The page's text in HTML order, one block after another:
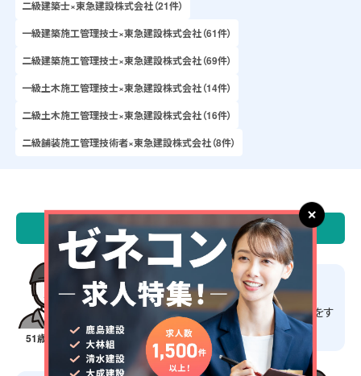
二級建築士×東急建設株式会社（21件）
一級建築施工管理技士×東急建設株式会社（61件）
二級建築施工管理技士×東急建設株式会社（69件）
一級土木施工管理技士×東急建設株式会社（14件）
二級土木施工管理技士×東急建設株式会社（16件）
二級舗装施工管理技術者×東急建設株式会社（8件）
\ 施工管理求人サーチ 転職成功者の声 /
51歳・男性
担当営業のサポートが良い
在籍証明書や源泉徴収票などの必要な書類をす
ぐ準備してくれるため、仕事に集中できます。